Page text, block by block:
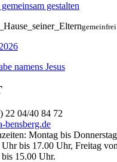
gestalten
namens Jesus
22 04/40 84 72
bensberg.de
Montag bis
bis 17.00 Uhr, Freitag
15.00 Uhr.